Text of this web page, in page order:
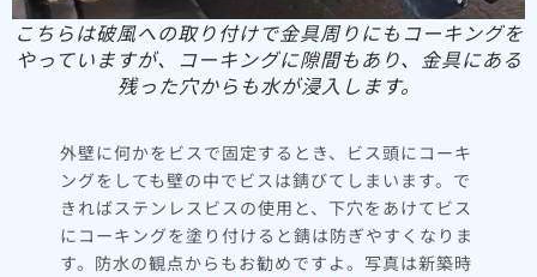
こちらは破風への取り付けで金具周りにもコーキングを
やっていますが、 コーキングに隙間もあり、金具にある
残った穴からも水が浸入します。
外壁に何かをビスで固定するとき、ビス頭にコーキ
ングをしても壁の中でビスは錆びてしまいます。で
きればステンレスビスの使用と、下穴をあけてビス
にコーキングを塗り付けると錆は防ぎやすくなりま
す。防水の観点からもお勧めですよ。写真は新築時